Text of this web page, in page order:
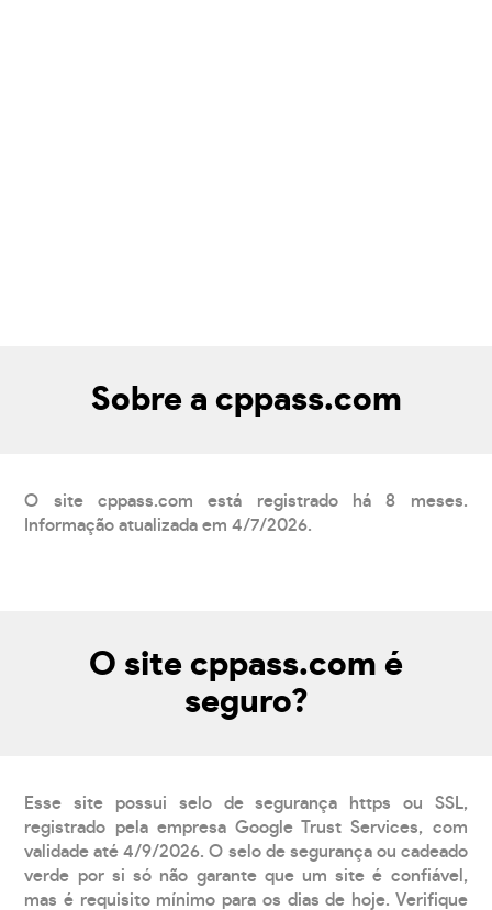
Sobre a cppass.com
O site cppass.com está registrado há 8 meses.
Informação atualizada em 4/7/2026.
O site cppass.com é
seguro?
Esse site possui selo de segurança https ou SSL,
registrado pela empresa Google Trust Services, com
validade até 4/9/2026. O selo de segurança ou cadeado
verde por si só não garante que um site é confiável,
mas é requisito mínimo para os dias de hoje. Verifique